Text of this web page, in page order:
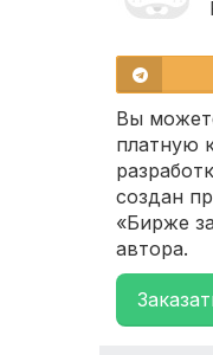
Вы
платную
создан
«Бирже
автора.